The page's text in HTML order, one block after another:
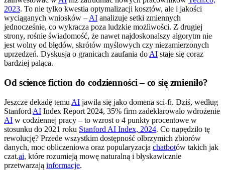
2023. To nie tylko kwestia optymalizacji kosztów, ale i jakości
wyciąganych wniosków – AI analizuje setki zmiennych
jednocześnie, co wykracza poza ludzkie możliwości. Z drugiej
strony, rośnie świadomość, że nawet najdoskonalszy algorytm nie
jest wolny od błędów, skrótów myślowych czy niezamierzonych
uprzedzeń. Dyskusja o granicach zaufania do AI staje się coraz
bardziej paląca.
Od science fiction do codzienności – co się zmieniło?
Jeszcze dekadę temu AI jawiła się jako domena sci-fi. Dziś, według
Stanford AI Index Report 2024, 35% firm zadeklarowało wdrożenie
AI w codziennej pracy – to wzrost o 4 punkty procentowe w
stosunku do 2021 roku Stanford AI Index, 2024. Co napędziło tę
rewolucję? Przede wszystkim dostępność olbrzymich zbiorów
danych, moc obliczeniowa oraz popularyzacja chatbotów takich jak
czat.ai, które rozumieją mowę naturalną i błyskawicznie
przetwarzają informacje.